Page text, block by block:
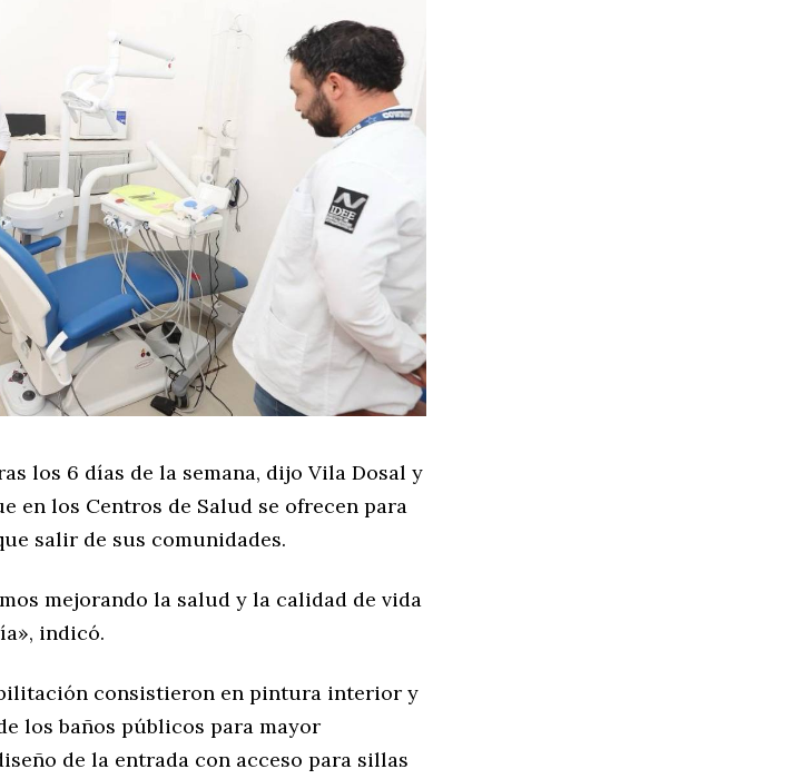
los 6 días de la semana, dijo Vila Dosal y
en los Centros de Salud se ofrecen para
salir de sus comunidades.
mejorando la salud y la calidad de vida
indicó.
consistieron en pintura interior y
los baños públicos para mayor
de la entrada con acceso para sillas